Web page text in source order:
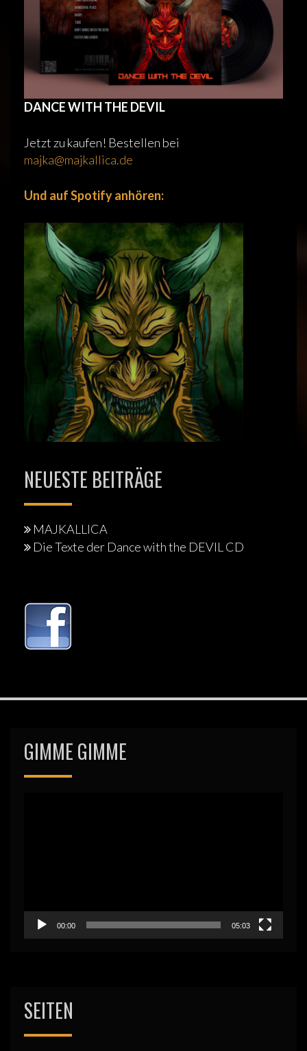
DANCE WITH THE DEVIL
Jetzt zu kaufen! Bestellen bei
majka@majkallica.de
Und auf Spotify anhören:
NEUESTE BEITRÄGE
MAJKALLICA
Die Texte der Dance with the DEVIL CD
GIMME GIMME
00:00 05:03
SEITEN